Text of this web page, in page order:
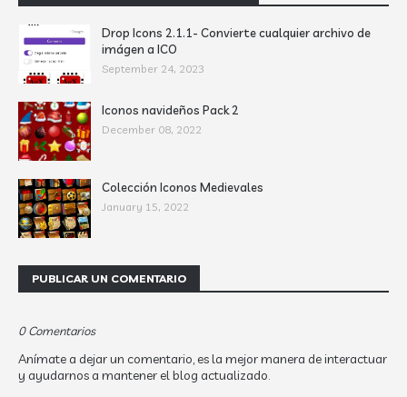
Drop Icons 2.1.1- Convierte cualquier archivo de
imágen a ICO
September 24, 2023
Iconos navideños Pack 2
December 08, 2022
Colección Iconos Medievales
January 15, 2022
PUBLICAR UN COMENTARIO
0 Comentarios
Anímate a dejar un comentario, es la mejor manera de interactuar
y ayudarnos a mantener el blog actualizado.